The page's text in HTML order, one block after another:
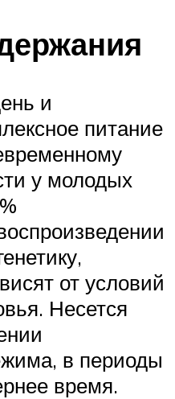
и
питание
у молодых
от условий
Несется
в периоды
время.